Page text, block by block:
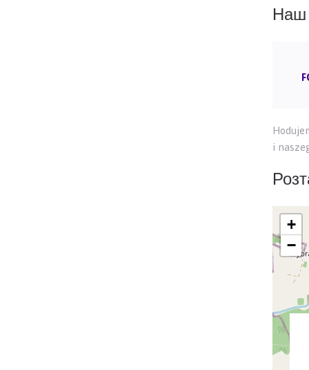
Наш
i
+
−